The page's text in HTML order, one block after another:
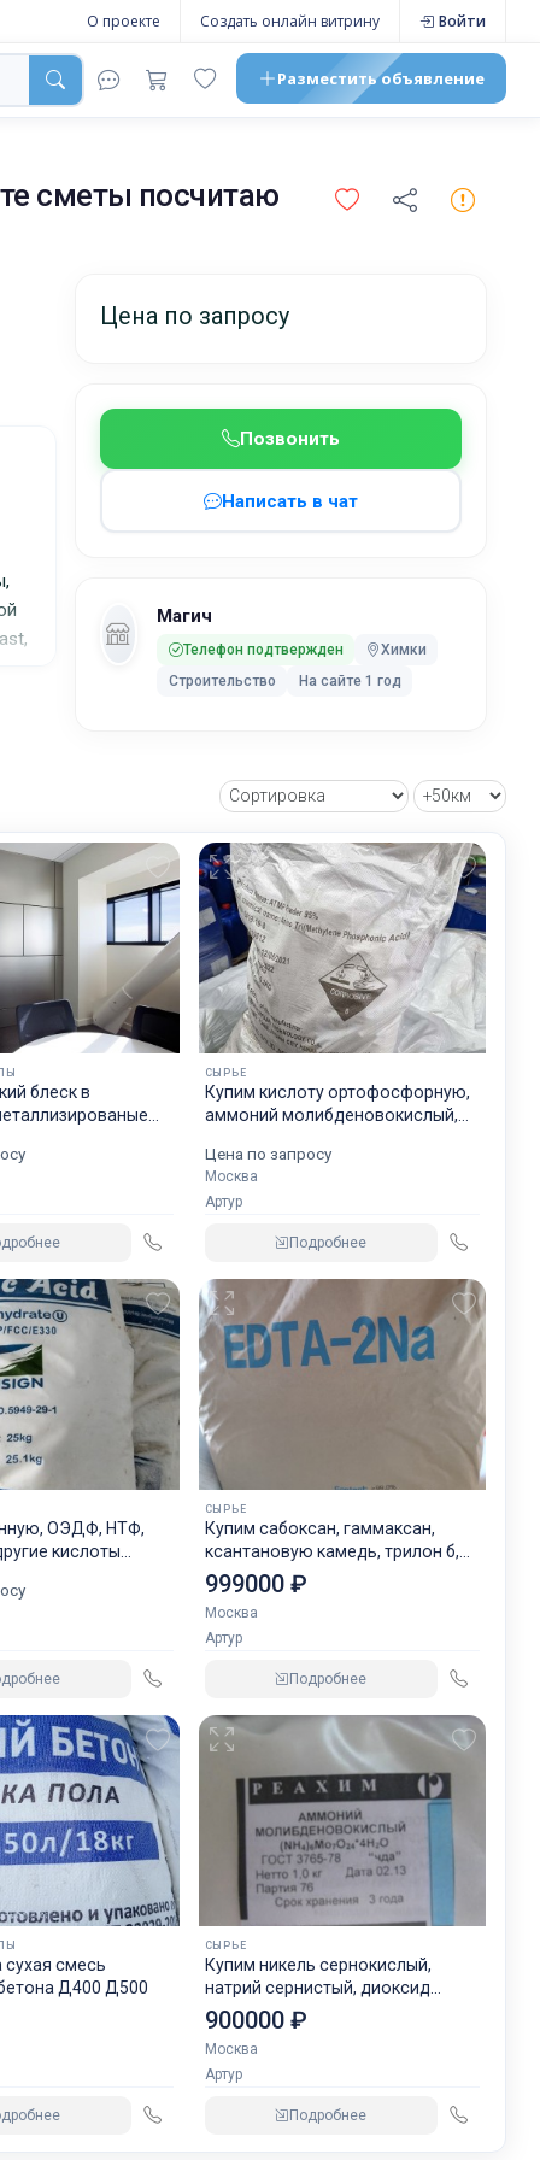
О проекте Создать онлайн витрину Войти
Разместитьобъявление
сметы посчитаю
Цена по запросу
Позвонить
Написать в чат
Магич
Телефон подтвержден
Химки
Строительство
На сайте 1 год
блеск в
HPL металлики
СЫРЬЕ
Купим кислоту ортофосфорную,
аммоний молибденовокислый,
химию неликвиды по РФ
Цена по запросу
Москва
Артур
Подробнее
ОЭДФ, НТФ,
кислоты
СЫРЬЕ
Купим сабоксан, гаммаксан,
ксантановую камедь, трилон б,
кмц неликвиды по РФ
999000 ₽
Москва
Артур
Подробнее
смесь
Д400 Д500
СЫРЬЕ
Купим никель сернокислый,
натрий сернистый, диоксид
титана и прочую химию
900000 ₽
Москва
Артур
Подробнее